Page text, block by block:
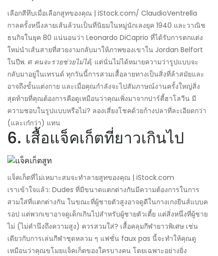
เลือกสีทึบเมื่อเลือกสูทของคุณ | iStock.com/ ClaudioVentrella
กาลครั้งหนึ่งลายเส้นล้วนเป็นที่นิยมในหมู่นักเลงยุค 1940 และวาณิช
ธนกิจในยุค 80 แน่นอนว่า Leonardo DiCaprio ที่ได้รับการตกแต่ง
ใหม่นำเส้นสายที่สวยงามกลับมาให้ภาพของเขาใน Jordan Belfort
ในปีพ. ศ คนจะรวยช่วยไม่ได้, แต่นั่นไม่ได้หมายความว่ารูปแบบจะ
กลับมาอยู่ในเทรนด์ ทุกวันนี้การสวมเสื้อลายทางเป็นสิ่งที่ล้าสมัยและ
อาจถึงขั้นแต่งกาย และเมื่อคุณกำลังจะไปสัมภาษณ์งานครั้งใหญ่สิ่ง
สุดท้ายที่คุณต้องการคือดูเหมือนว่าคุณเพิ่งมาจากปาร์ตี้ฮาโลวีน มี
ความชอบในรูปแบบหรือไม่? ลองเสี่ยงโชคด้วยก้างปลาที่ละเอียดกว่า
(และเก๋กว่า) แทน
6. เสื้อแจ็คเก็ตที่ยาวเกินไป
แจ็คเก็ตที่ไม่เหมาะสมจะทำลายสูทของคุณ | iStock.com
เราเข้าใจแล้ว: Dudes ที่มีขนาดแตกต่างกันมีความต้องการในการ
สวมใส่ที่แตกต่างกัน ในขณะที่ผู้ชายตัวสูงอาจดูดีในกางเกงยีนส์แบบค
รอป แต่พวกเขาอาจดูเด็กเกินไปสำหรับผู้ชายตัวเตี้ย แต่สิ่งหนึ่งที่ผู้ชาย
ไม่ (ไม่คำนึงถึงความสูง) ควรสวมใส่? เสื้อคลุมกีฬายาวพิเศษ เช่น
เดียวกับการเล่นกีฬาชุดหลวม ๆ แฟชั่น faux pas นี้จะทำให้คุณดู
เหมือนว่าคุณขโมยแจ็คเก็ตของใครบางคน โดยเฉพาะอย่างยิ่ง